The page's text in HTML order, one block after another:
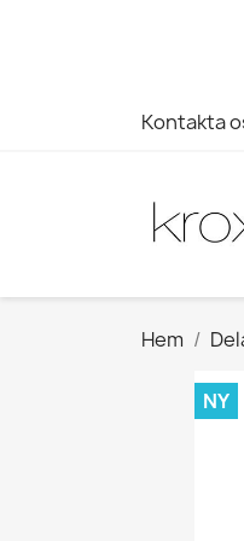
Kontakta
Hem
NY